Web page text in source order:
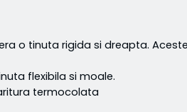
o tinuta rigida si dreapta.
flexibila si moale.
termocolata